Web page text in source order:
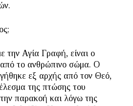
την Αγία Γραφή, είναι ο
το ανθρώπινο σώμα. Ο
εξ αρχής από τον Θεό,
της πτώσης του
παρακοή και λόγω της